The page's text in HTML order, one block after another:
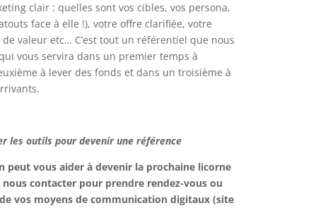
clair : quelles sont vos cibles, vos persona,
face à elle !), votre offre clarifiée, votre
valeur etc… C’est tout un référentiel que nous
vous servira dans un premier temps à
à lever des fonds et dans un troisième à
les outils pour devenir une référence
peut vous aider à devenir la prochaine licorne
nous contacter pour prendre rendez-vous ou
vos moyens de communication digitaux (site